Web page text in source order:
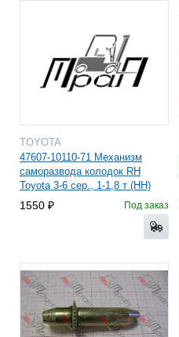
TOYOTA
47607-10110-71 Механизм
саморазвода колодок RH
Toyota 3-6 сер., 1-1,8 т (HH)
1550 Под заказ